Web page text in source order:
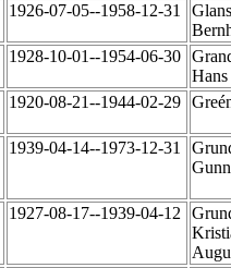
1926-07-05--1958-12-31
1928-10-01--1954-06-30
Hans
1920-08-21--1944-02-29
1939-04-14--1973-12-31
1927-08-17--1939-04-12